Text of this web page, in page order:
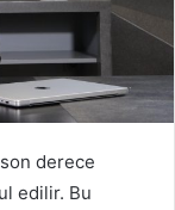
derece
edilir. Bu